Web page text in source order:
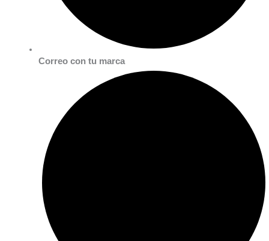
Correo con tu marca